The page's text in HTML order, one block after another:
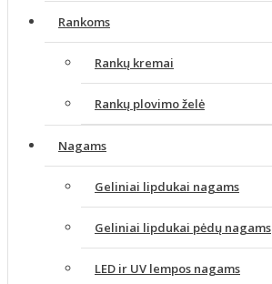
Rankoms
Rankų kremai
Rankų plovimo želė
Nagams
Geliniai lipdukai nagams
Geliniai lipdukai pėdų nagams
LED ir UV lempos nagams